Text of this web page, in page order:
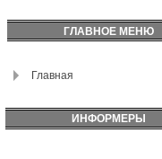
ГЛАВНОЕ МЕНЮ
Главная
ИНФОРМЕРЫ